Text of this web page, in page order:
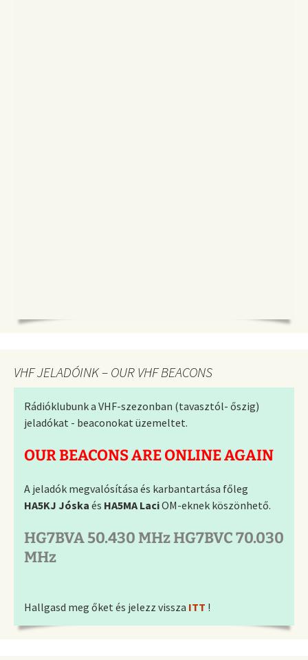
VHF JELADÓINK – OUR VHF BEACONS
Rádióklubunk a VHF-szezonban (tavasztól- őszig)
jeladókat - beaconokat üzemeltet.
OUR BEACONS ARE ONLINE AGAIN
A jeladók megvalósítása és karbantartása főleg
HA5KJ Jóska és HA5MA LaciOM-eknek köszönhető.
HG7BVA 50.430 MHz HG7BVC 70.030
MHz
Hallgasd meg őket és jelezz vissza ITT !